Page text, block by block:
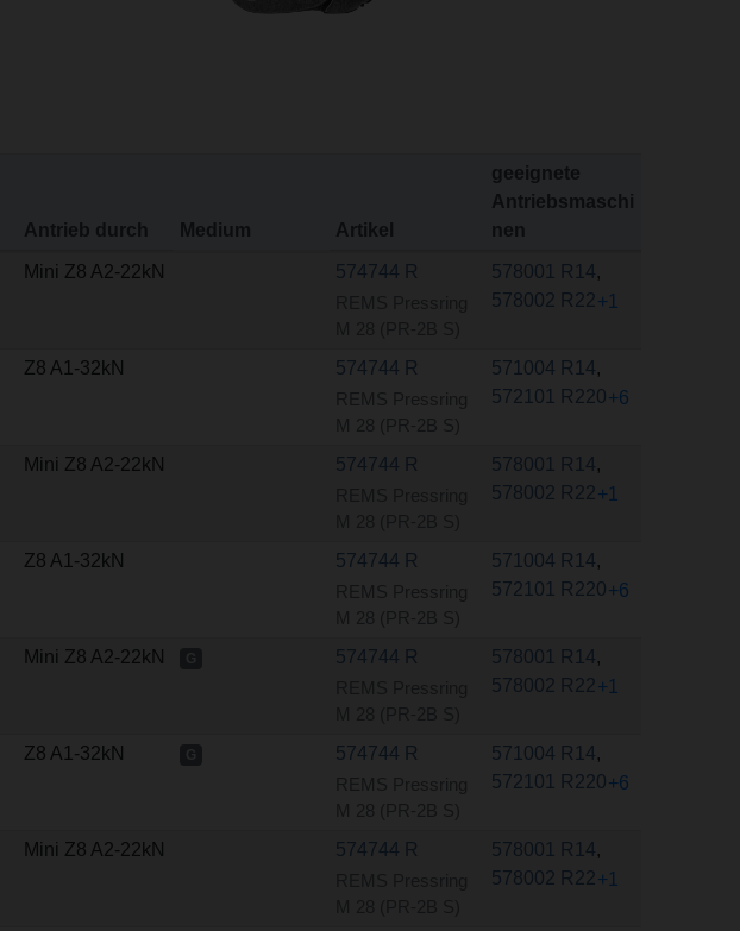
Antrieb durch Medium Artikel
geeignete
Antriebsmaschi
nen
Mini Z8 A2-22kN 574744 R 578001 R14,
578002 R22+1
Z8 A1-32kN 574744 R 571004 R14,
572101 R220+6
Mini Z8 A2-22kN 574744 R 578001 R14,
578002 R22+1
Z8 A1-32kN 574744 R 571004 R14,
572101 R220+6
Mini Z8 A2-22kN 574744 R 578001 R14,
578002 R22+1
Z8 A1-32kN 574744 R 571004 R14,
572101 R220+6
Mini Z8 A2-22kN 574744 R 578001 R14,
578002 R22+1